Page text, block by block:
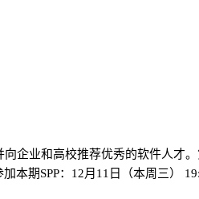
企业和高校推荐优秀的软件人才。
加本期SPP： 12月 11 日（本周三）